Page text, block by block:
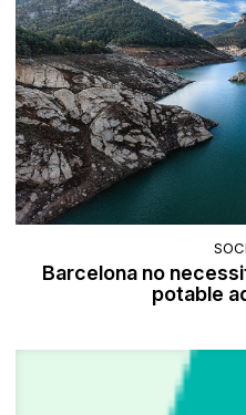
Barcelona no
potable